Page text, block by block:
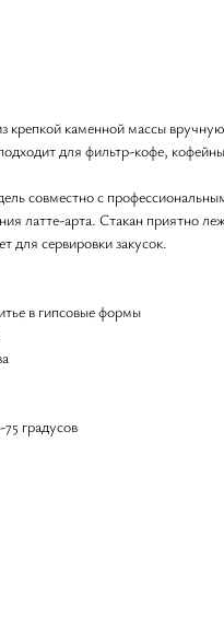
крепкой каменной массы
для фильтр-кофе,
совместно с
латте-арта. Стакан приятно
для сервировки закусок.
в гипсовые формы
градусов